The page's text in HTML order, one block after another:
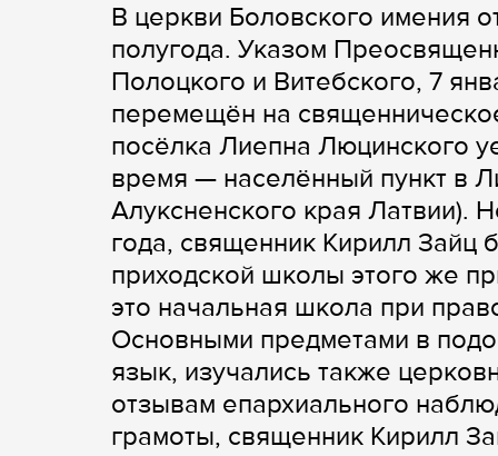
В церкви Боловского имения
полугода. Указом
Полоцкого и Витебского, 7
перемещён на
посёлка Лиепна Люцинского
время — населённый пункт в
Алуксненского края Латвии).
года, священник Кирилл Зайц
приходской школы этого же
это начальная школа при
Основными предметами в
язык, изучались также
отзывам епархиального
грамоты, священник Кирилл